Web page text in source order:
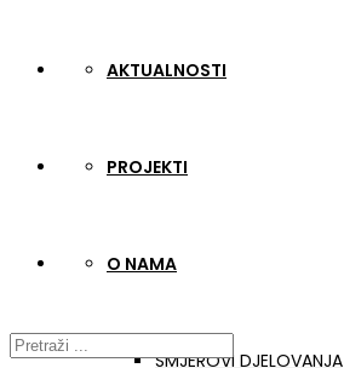
AKTUALNOSTI
PROJEKTI
O NAMA
SMJEROVI DJELOVANJA